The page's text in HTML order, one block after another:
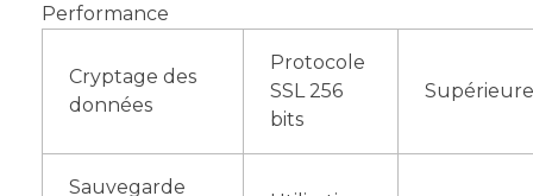
Performance
Cryptage des
données
Protocole
SSL 256
bits
Sauvegarde